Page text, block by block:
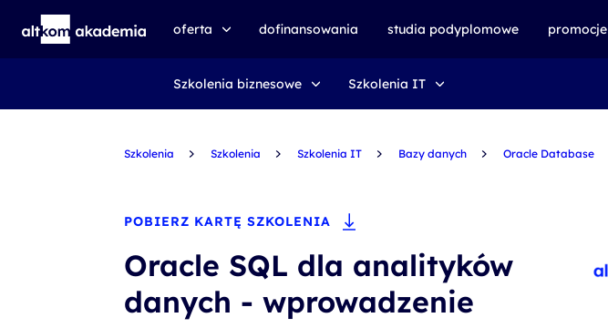
oferta
speexx
certyfikat DMI
AI First
szkolenia VR
szkolenia dla edukacji
dofinansowania studia podyplomowe promocje
Szkolenia biznesowe Szkolenia IT
Szkolenia Szkolenia Szkolenia IT Bazy danych Oracle Database
POBIERZ KARTĘ SZKOLENIA
Oracle SQL dla analityków
danych - wprowadzenie